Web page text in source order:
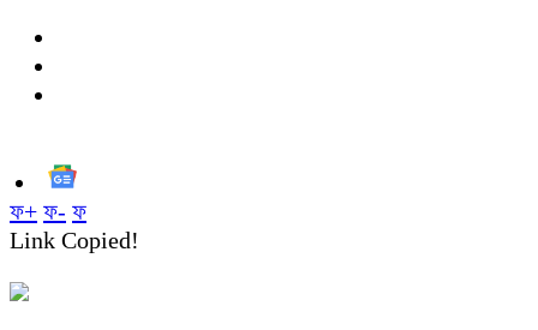
ফ+ ফ- ফ
Link Copied!